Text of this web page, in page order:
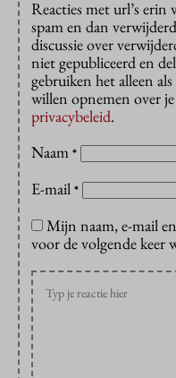
Reacties met url’s erin
spam en dan
discussie over
niet gepubliceerd en
gebruiken het alleen
willen opnemen over
privacybeleid.
Naam *
E-mail *
Mijn naam, e-mail
voor de volgende keer